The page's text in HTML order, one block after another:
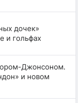
дочек»
и гольфах
Джонсоном.
и новом